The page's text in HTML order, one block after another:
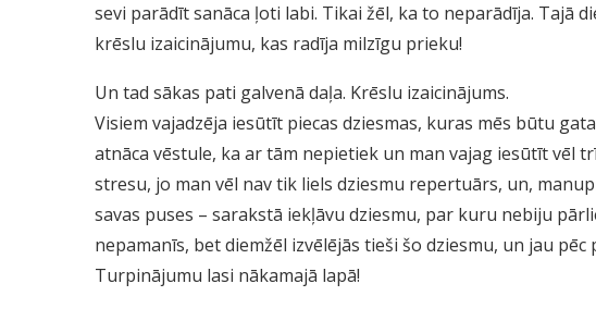
sevi parādīt sanāca ļoti labi. Tikai žēl, ka to neparādīja. Tajā
krēslu izaicinājumu, kas radīja milzīgu prieku!
Un tad sākas pati galvenā daļa. Krēslu izaicinājums.
Visiem vajadzēja iesūtīt piecas dziesmas, kuras mēs būtu
atnāca vēstule, ka ar tām nepietiek un man vajag iesūtīt vēl
stresu, jo man vēl nav tik liels dziesmu repertuārs, un,
savas puses – sarakstā iekļāvu dziesmu, par kuru nebiju
nepamanīs, bet diemžēl izvēlējās tieši šo dziesmu, un jau pēc
Turpinājumu lasi nākamajā lapā!